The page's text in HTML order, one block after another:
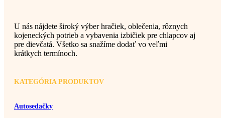
U nás nájdete široký výber hračiek, oblečenia, rôznych
kojeneckých potrieb a vybavenia izbičiek pre chlapcov aj
pre dievčatá. Všetko sa snažíme dodať vo veľmi
krátkych termínoch.
KATEGÓRIA PRODUKTOV
Autosedačky